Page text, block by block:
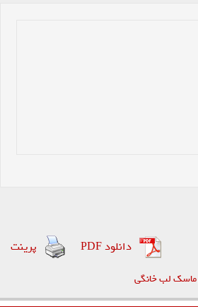
دانلود PDF
پرینت
ماسک لب خانگی